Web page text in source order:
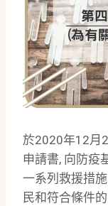
於2020年12月
申請書, 向防疫
一系列救援措
民和符合條件